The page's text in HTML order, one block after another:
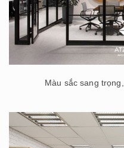
Màu sắc sang